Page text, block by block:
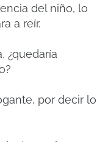
del niño, lo
a reír.
¿quedaría
por decir lo